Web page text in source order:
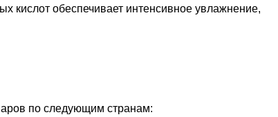
обеспечивает интенсивное увлажнение,
по следующим странам: